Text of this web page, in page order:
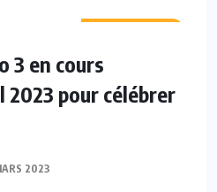
3 en cours
2023 pour célébrer
2023